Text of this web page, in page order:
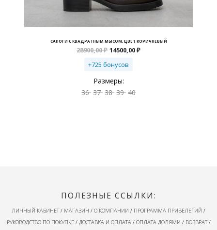
САПОГИ С КВАДРАТНЫМ МЫСОМ, ЦВЕТ КОРИЧНЕВЫЙ
28900,00₽ Первоначальная
составляла
28900,00 ₽.
14500,00₽Текущая
+725 бонусов
Размеры:
36 37 38 39 40
ПОЛЕЗНЫЕ ССЫЛКИ:
ЛИЧНЫЙ КАБИНЕТ/ МАГАЗИН / О КОМПАНИИ / ПРОГРАММА ПРИВЕЛЕГИЙ /
РУКОВОДСТВО ПО ПОКУПКЕ/ ДОСТАВКА И ОПЛАТА / ОПЛАТА ДОЛЯМИ / ВОЗВРАТ/